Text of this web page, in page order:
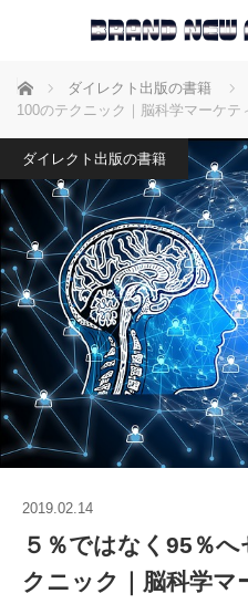
ホーム ダイレクト出版の書籍
100のテクニック｜脳科学マーケテ
ダイレクト出版の書籍
2019.02.14
５％ではなく95％
クニック｜脳科学